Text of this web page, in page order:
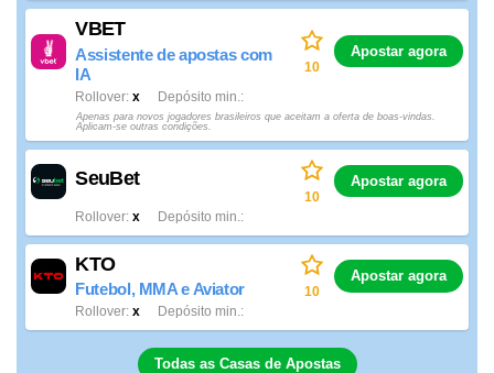
VBET
Assistente de apostas com
IA
x
Rollover Depósito min.
10
Apostar agora
Apenas para novos jogadores brasileiros que aceitam a oferta de boas-vindas.
Aplicam-se outras condições.
SeuBet
x
Rollover Depósito min.
10
Apostar agora
KTO
Futebol, MMA e Aviator
x
Rollover Depósito min.
10
Apostar agora
Todas as Casas de Apostas